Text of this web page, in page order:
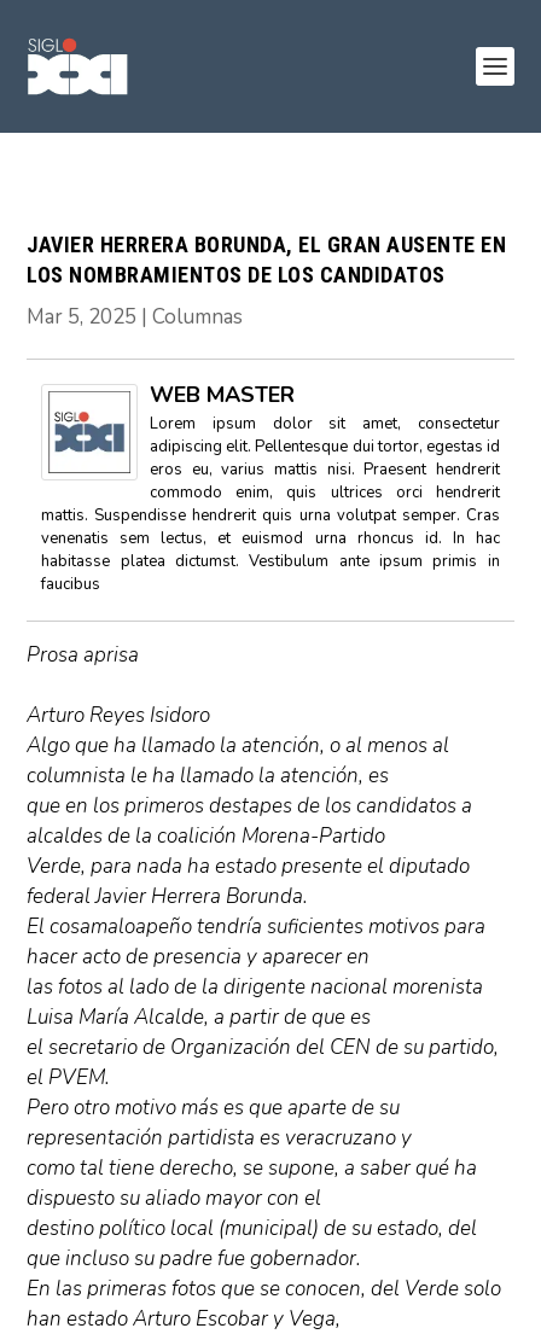
JAVIER HERRERA BORUNDA, EL GRAN AUSENTE EN
LOS NOMBRAMIENTOS DE LOS CANDIDATOS
Mar 5, 2025 |Columnas
WEB MASTER
Lorem ipsum dolor sit amet, consectetur
adipiscing elit. Pellentesque dui tortor, egestas id
eros eu, varius mattis nisi. Praesent hendrerit
commodo enim, quis ultrices orci hendrerit
mattis. Suspendisse hendrerit quis urna volutpat semper. Cras
venenatis sem lectus, et euismod urna rhoncus id. In hac
habitasse platea dictumst. Vestibulum ante ipsum primis in
faucibus
Prosa aprisa
Arturo Reyes Isidoro
Algo que ha llamado la atención, o al menos al
columnista le ha llamado la atención, es
que en los primeros destapes de los candidatos a
alcaldes de la coalición Morena-Partido
Verde, para nada ha estado presente el diputado
federal Javier Herrera Borunda.
El cosamaloapeño tendría suficientes motivos para
hacer acto de presencia y aparecer en
las fotos al lado de la dirigente nacional morenista
Luisa María Alcalde, a partir de que es
el secretario de Organización del CEN de su partido,
el PVEM.
Pero otro motivo más es que aparte de su
representación partidista es veracruzano y
como tal tiene derecho, se supone, a saber qué ha
dispuesto su aliado mayor con el
destino político local (municipal) de su estado, del
que incluso su padre fue gobernador.
En las primeras fotos que se conocen, del Verde solo
han estado Arturo Escobar y Vega,